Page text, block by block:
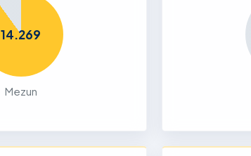
14.269
Mezun